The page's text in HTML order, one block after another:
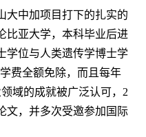
大中加项目打下的扎实的
比亚大学，本科毕业后进
学位与人类遗传学博士学
费全额免除，而且每年
域的成就被广泛认可，2
文，并多次受邀参加国际